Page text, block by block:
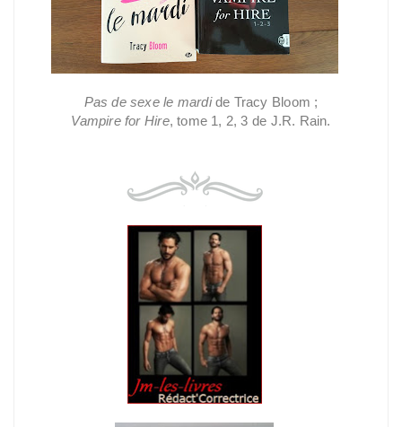
Pas de sexe le mardide Tracy Bloom ;
Vampire for Hire, tome 1, 2, 3 de J.R. Rain.